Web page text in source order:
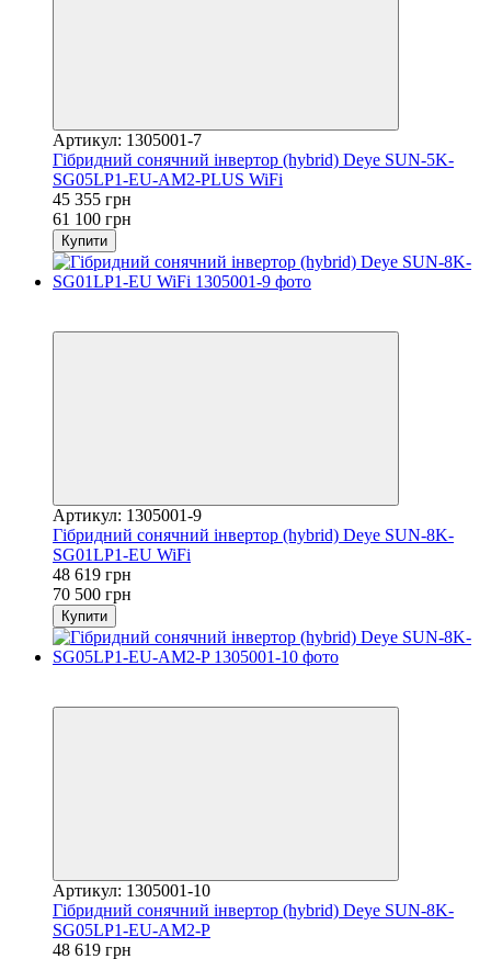
Артикул: 1305001-7
Гібридний сонячний інвертор (hybrid) Deye SUN-5K-
SG05LP1-EU-AM2-PLUS WiFi
45 355 грн
61 100 грн
Купити
Артикул: 1305001-9
Гібридний сонячний інвертор (hybrid) Deye SUN-8K-
SG01LP1-EU WiFi
48 619 грн
70 500 грн
Купити
Артикул: 1305001-10
Гібридний сонячний інвертор (hybrid) Deye SUN-8K-
SG05LP1-EU-AM2-P
48 619 грн